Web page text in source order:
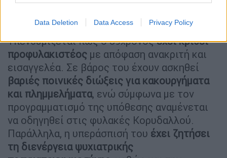
Data Deletion Data Access Privacy Policy
αυτό να σημαίνει ότι απαξιώνεται το
κατηγορητήριο», είπε.
Υπενθυμίζεται πως ο 89χρονοςέχει κριθεί
προφυλακιστέος με απόφαση ανακριτή και
εισαγγελέα. Σε βάρος του έχουν ασκηθεί
βαριές ποινικές διώξεις για κακουργήματα
και πλημμελήματα, ενώ σύμφωνα με τον
προγραμματισμό της υπόθεσης αναμένεται
να οδηγηθεί στις φυλακές Κορυδαλλού.
Παράλληλα, η υπεράσπισή του έχει ζητήσει
τη διενέργεια ψυχιατρικής